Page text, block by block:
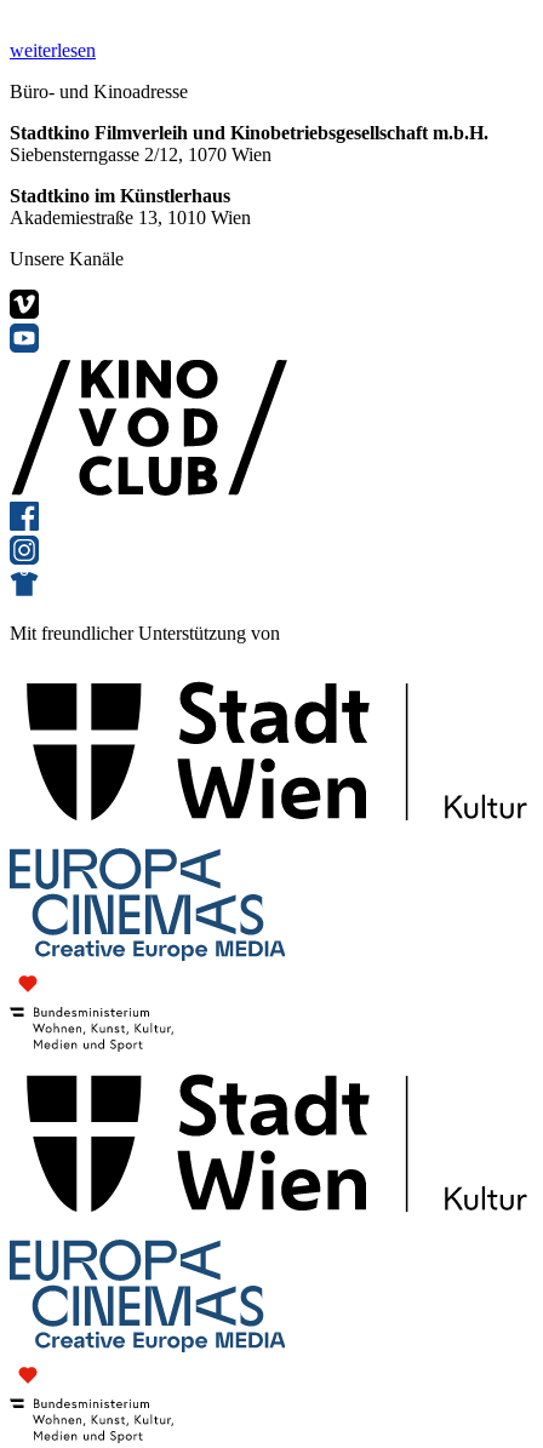
weiterlesen
Büro- und Kinoadresse
Stadtkino Filmverleih und Kinobetriebsgesellschaft m.b.H.
Siebensterngasse 2/12, 1070 Wien
Stadtkino im Künstlerhaus
Akademiestraße 13, 1010 Wien
Unsere Kanäle
Mit freundlicher Unterstützung von